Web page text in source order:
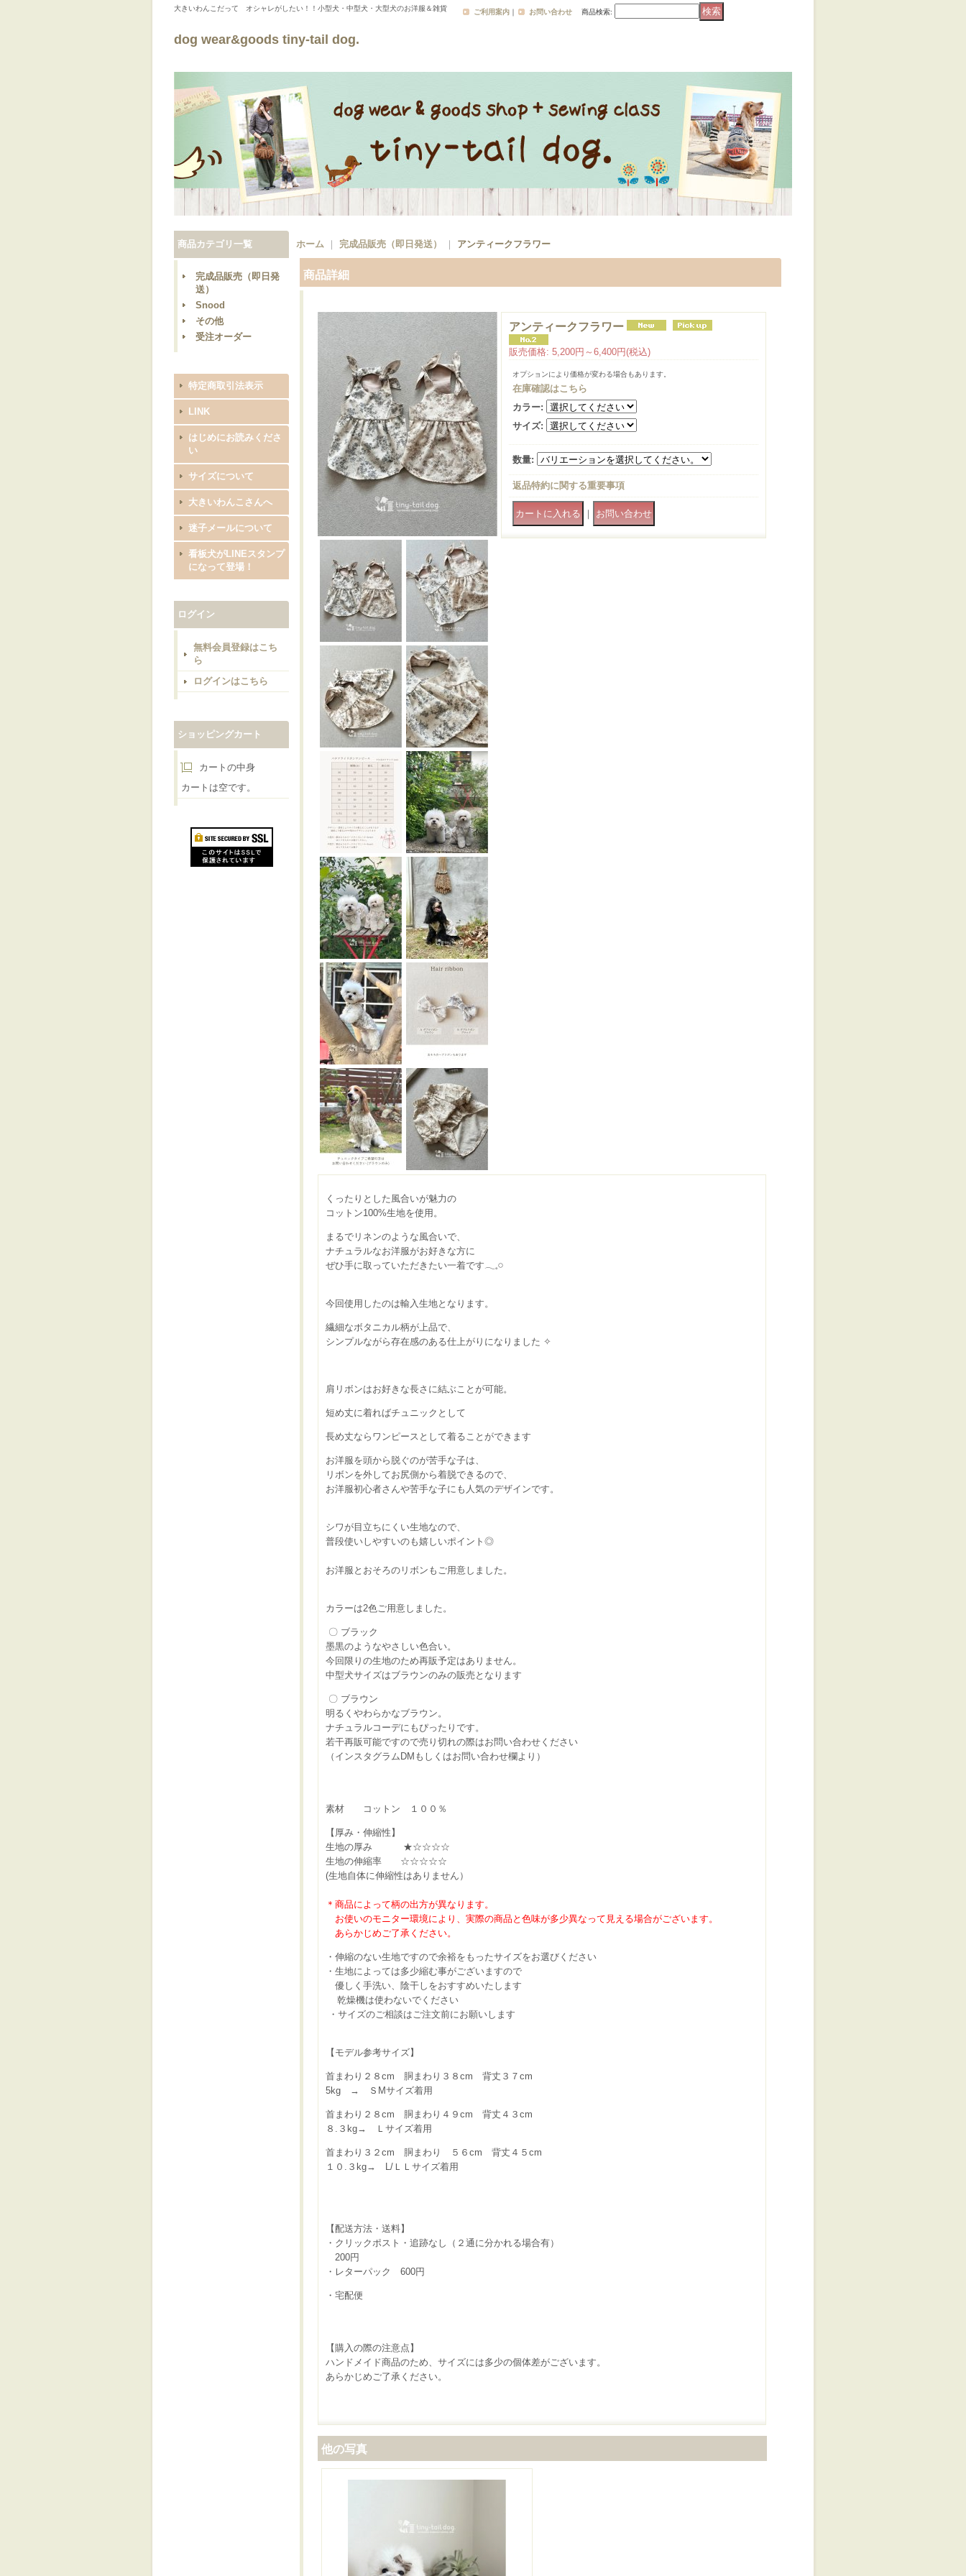
大きいわんこだって オシャレがしたい！！小型犬・中型犬・大型犬のお洋服＆雑貨
dog wear&goods tiny-tail dog.
ご利用案内 ｜ お問い合わせ 商品検索:
商品カテゴリ一覧
完成品販売（即日発
送）
Snood
その他
受注オーダー
特定商取引法表示
LINK
はじめにお読みくださ
い
サイズについて
大きいわんこさんへ
迷子メールについて
看板犬がLINEスタンプ
になって登場！
ログイン
無料会員登録はこち
ら
ログインはこちら
ショッピングカート
カートの中身
カートは空です。
ホーム 完成品販売（即日発送） アンティークフラワー
商品詳細
アンティークフラワー
販売価格: 5,200円～6,400円(税込)
オプションにより価格が変わる場合もあります。
在庫確認はこちら
カラー:
サイズ:
数量:
返品特約に関する重要事項
｜
くったりとした風合いが魅力の
コットン100%生地を使用。
まるでリネンのような風合いで、
ナチュラルなお洋服がお好きな方に
ぜひ手に取っていただきたい一着です𓂃𓈒𓏸
今回使用したのは輸入生地となります。
繊細なボタニカル柄が上品で、
シンプルながら存在感のある仕上がりになりました ✧
肩リボンはお好きな長さに結ぶことが可能。
短め丈に着ればチュニックとして
長め丈ならワンピースとして着ることができます
お洋服を頭から脱ぐのが苦手な子は、
リボンを外してお尻側から着脱できるので、
お洋服初心者さんや苦手な子にも人気のデザインです。
シワが目立ちにくい生地なので、
普段使いしやすいのも嬉しいポイント◎
お洋服とおそろのリボンもご用意しました。
カラーは2色ご用意しました。
〇 ブラック
墨黒のようなやさしい色合い。
今回限りの生地のため再販予定はありません。
中型犬サイズはブラウンのみの販売となります
〇 ブラウン
明るくやわらかなブラウン。
ナチュラルコーデにもぴったりです。
若干再販可能ですので売り切れの際はお問い合わせください
（インスタグラムDMもしくはお問い合わせ欄より）
素材 コットン １００％
【厚み・伸縮性】
生地の厚み ★☆☆☆☆
生地の伸縮率 ☆☆☆☆☆
(生地自体に伸縮性はありません）
＊商品によって柄の出方が異なります。
お使いのモニター環境により、実際の商品と色味が多少異なって見える場合がございます。
あらかじめご了承ください。
・伸縮のない生地ですので余裕をもったサイズをお選びください
・生地によっては多少縮む事がございますので
優しく手洗い、陰干しをおすすめいたします
乾燥機は使わないでください
・サイズのご相談はご注文前にお願いします
【モデル参考サイズ】
首まわり２８cm 胴まわり３８cm 背丈３７cm
5kg → ＳMサイズ着用
首まわり２８cm 胴まわり４９cm 背丈４３cm
８.３kg→ Ｌサイズ着用
首まわり３２cm 胴まわり ５６cm 背丈４５cm
１０.３kg→ L/ＬＬサイズ着用
【配送方法・送料】
・クリックポスト・追跡なし（２通に分かれる場合有）
200円
・レターパック 600円
・宅配便
【購入の際の注意点】
ハンドメイド商品のため、サイズには多少の個体差がございます。
あらかじめご了承ください。
他の写真